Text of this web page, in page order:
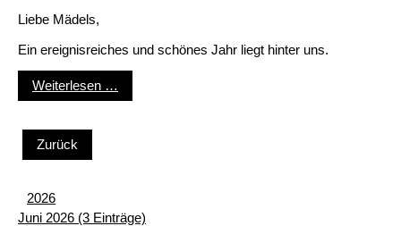
Liebe Mädels,
Ein ereignisreiches und schönes Jahr liegt hinter uns.
Weiterlesen …
Zurück
2026
Juni 2026 (3 Einträge)